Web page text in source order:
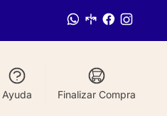
Ayuda Finalizar Compra